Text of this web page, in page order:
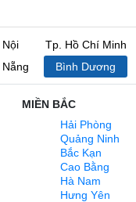
Nội
Tp. Hồ Chí Minh
Bình Dương
MIỀN BẮC
Hải Phòng
Quảng Ninh
Bắc Kạn
Cao Bằng
Hà Nam
Hưng Yên